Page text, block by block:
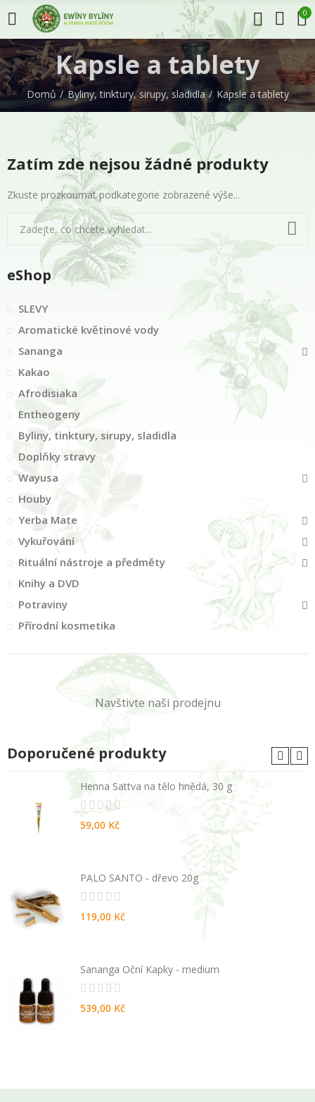
0
Kapsle a tablety
Domů Byliny, tinktury, sirupy, sladidla Kapsle a tablety
Zatím zde nejsou žádné produkty
Zkuste prozkoumat podkategorie zobrazené výše...
eShop
SLEVY
Aromatické květinové vody
Sananga
Kakao
Afrodisiaka
Entheogeny
Byliny, tinktury, sirupy, sladidla
Doplňky stravy
Wayusa
Houby
Yerba Mate
Vykuřování
Rituální nástroje a předměty
Knihy a DVD
Potraviny
Přírodní kosmetika
Navštivte naši prodejnu
Doporučené produkty
Henna Sattva na tělo hnědá, 30 g
59,00 Kč
PALO SANTO - dřevo 20g
119,00 Kč
Sananga Oční Kapky - medium
539,00 Kč